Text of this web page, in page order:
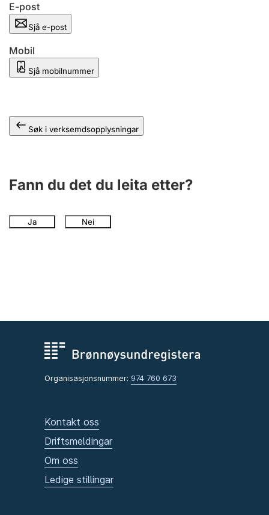
E-post
Sjå e-post
Mobil
Sjå mobilnummer
Søk i verksemdsopplysningar
Fann du det du leita etter?
Ja Nei
Organisasjonsnummer: 974 760 673
Kontakt oss
Driftsmeldingar
Om oss
Ledige stillingar